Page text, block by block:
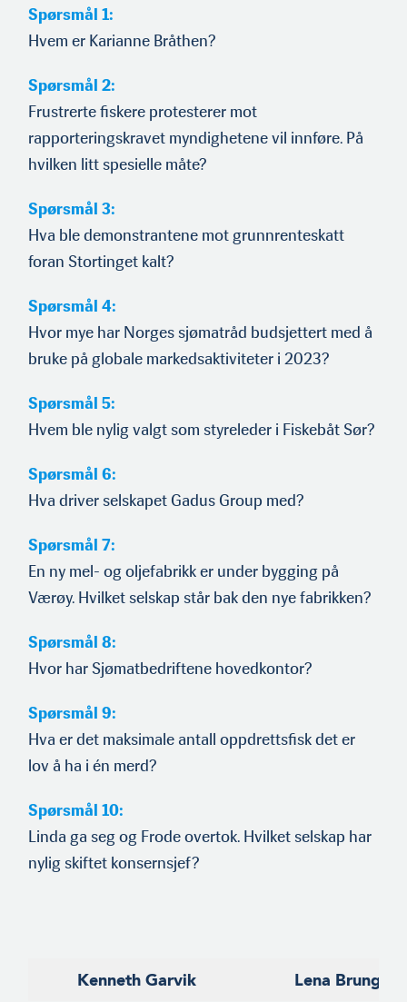
Spørsmål 1:
Hvem er Karianne Bråthen?
Spørsmål 2:
Frustrerte fiskere protesterer mot
rapporteringskravet myndighetene vil innføre. På
hvilken litt spesielle måte?
Spørsmål 3:
Hva ble demonstrantene mot grunnrenteskatt
foran Stortinget kalt?
Spørsmål 4:
Hvor mye har Norges sjømatråd budsjettert med å
bruke på globale markedsaktiviteter i 2023?
Spørsmål 5:
Hvem ble nylig valgt som styreleder i Fiskebåt Sør?
Spørsmål 6:
Hva driver selskapet Gadus Group med?
Spørsmål 7:
En ny mel- og oljefabrikk er under bygging på
Værøy. Hvilket selskap står bak den nye fabrikken?
Spørsmål 8:
Hvor har Sjømatbedriftene hovedkontor?
Spørsmål 9:
Hva er det maksimale antall oppdrettsfisk det er
lov å ha i én merd?
Spørsmål 10:
Linda ga seg og Frode overtok. Hvilket selskap har
nylig skiftet konsernsjef?
Kenneth Garvik Lena Brungot